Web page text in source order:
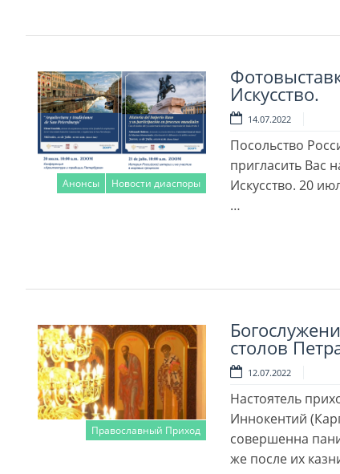
Анонсы Новости диаспоры
Искусство.
14.07.2022
Посольство
пригласить Вас
Искусство. 20
…
Православный Приход
сто­лов
12.07.2022
Настоятель
Иннокентий
совершенна
же после их